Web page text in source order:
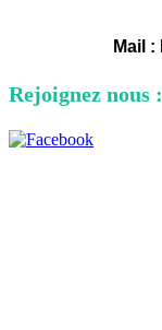
Mail :
Rejoignez nous :